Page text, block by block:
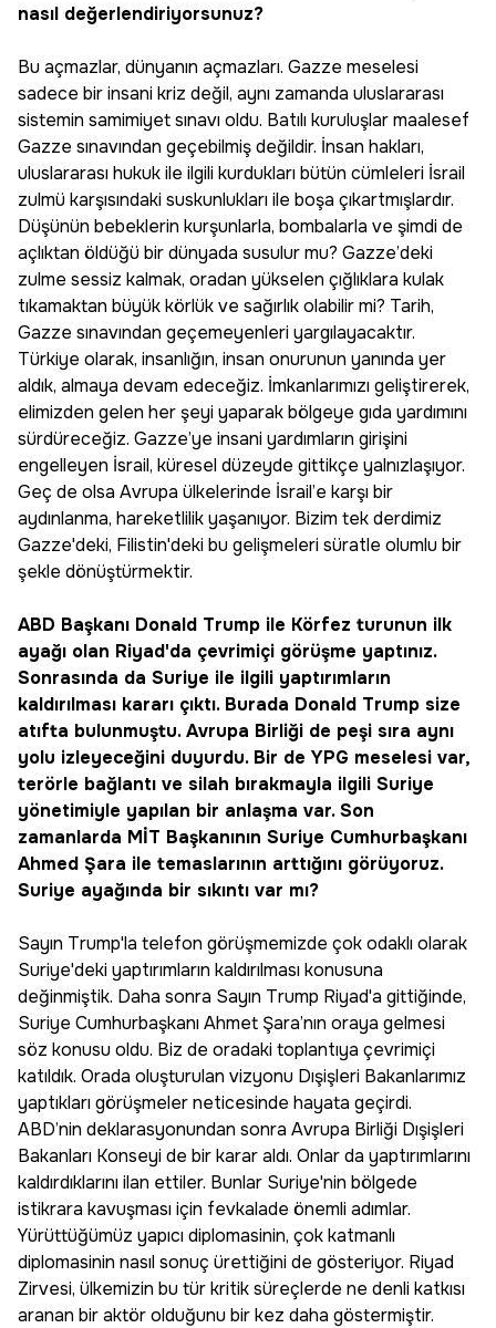
nasıl değerlendiriyorsunuz?
Bu açmazlar, dünyanın açmazları. Gazze meselesi
sadece bir insani kriz değil, aynı zamanda uluslararası
sistemin samimiyet sınavı oldu. Batılı kuruluşlar maalesef
Gazze sınavından geçebilmiş değildir. İnsan hakları,
uluslararası hukuk ile ilgili kurdukları bütün cümleleri İsrail
zulmü karşısındaki suskunlukları ile boşa çıkartmışlardır.
Düşünün bebeklerin kurşunlarla, bombalarla ve şimdi de
açlıktan öldüğü bir dünyada susulur mu? Gazze’deki
zulme sessiz kalmak, oradan yükselen çığlıklara kulak
tıkamaktan büyük körlük ve sağırlık olabilir mi? Tarih,
Gazze sınavından geçemeyenleri yargılayacaktır.
Türkiye olarak, insanlığın, insan onurunun yanında yer
aldık, almaya devam edeceğiz. İmkanlarımızı geliştirerek,
elimizden gelen her şeyi yaparak bölgeye gıda yardımını
sürdüreceğiz. Gazze’ye insani yardımların girişini
engelleyen İsrail, küresel düzeyde gittikçe yalnızlaşıyor.
Geç de olsa Avrupa ülkelerinde İsrail’e karşı bir
aydınlanma, hareketlilik yaşanıyor. Bizim tek derdimiz
Gazze'deki, Filistin'deki bu gelişmeleri süratle olumlu bir
şekle dönüştürmektir.
ABD Başkanı Donald Trump ile Körfez turunun ilk
ayağı olan Riyad'da çevrimiçi görüşme yaptınız.
Sonrasında da Suriye ile ilgili yaptırımların
kaldırılması kararı çıktı. Burada Donald Trump size
atıfta bulunmuştu. Avrupa Birliği de peşi sıra aynı
yolu izleyeceğini duyurdu. Bir de YPG meselesi var,
terörle bağlantı ve silah bırakmayla ilgili Suriye
yönetimiyle yapılan bir anlaşma var. Son
zamanlarda MİT Başkanının Suriye Cumhurbaşkanı
Ahmed Şara ile temaslarının arttığını görüyoruz.
Suriye ayağında bir sıkıntı var mı?
Sayın Trump'la telefon görüşmemizde çok odaklı olarak
Suriye'deki yaptırımların kaldırılması konusuna
değinmiştik. Daha sonra Sayın Trump Riyad'a gittiğinde,
Suriye Cumhurbaşkanı Ahmet Şara’nın oraya gelmesi
söz konusu oldu. Biz de oradaki toplantıya çevrimiçi
katıldık. Orada oluşturulan vizyonu Dışişleri Bakanlarımız
yaptıkları görüşmeler neticesinde hayata geçirdi.
ABD’nin deklarasyonundan sonra Avrupa Birliği Dışişleri
Bakanları Konseyi de bir karar aldı. Onlar da yaptırımlarını
kaldırdıklarını ilan ettiler. Bunlar Suriye'nin bölgede
istikrara kavuşması için fevkalade önemli adımlar.
Yürüttüğümüz yapıcı diplomasinin, çok katmanlı
diplomasinin nasıl sonuç ürettiğini de gösteriyor. Riyad
Zirvesi, ülkemizin bu tür kritik süreçlerde ne denli katkısı
aranan bir aktör olduğunu bir kez daha göstermiştir.